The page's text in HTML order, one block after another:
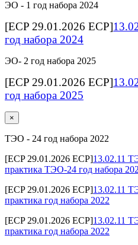
ЭО - 1 год набора 2024
[ECP 29.01.2026 ECP]
год набора 2024
ЭО- 2 год набора 2025
[ECP 29.01.2026 ECP]
год набора 2025
×
ТЭО - 24 год набора 2022
[ECP 29.01.2026 ECP]13.02.11
практика ТЭО-24 год набора
[ECP 29.01.2026 ECP]13.02.11
практика год набора 2022
[ECP 29.01.2026 ECP]13.02.11
практика год набора 2022